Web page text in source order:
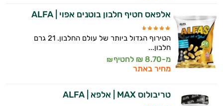
אלפאס חטיף חלבון בוטנים אפוי | ALFA
הטירוף הגדול ביותר של עולם החלבון. 21 גרם
חלבון...
מ-8.70 ₪ לחטיף ₪
מחיר באתר
טריבולוס MAX | אלפא | ALFA